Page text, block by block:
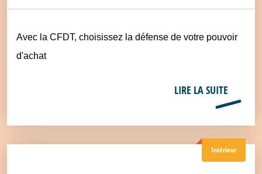
Avec la CFDT, choisissez la défense de votre pouvoir
d'achat
LIRE LA SUITE
Intérieur